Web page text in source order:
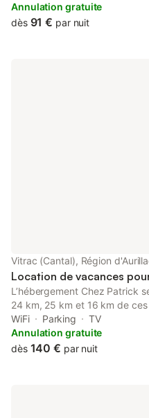
Annulation gratuite
dès 91 € par nuit
Vitrac (Cantal), Région
Location de vacances
L’hébergement Chez Patrick
24 km, 25 km et 16 km de
Cantal Auvergne, Centre de
Auvergne. Il comprend un
gratuite. Cet hébergement est
WiFi Parking
TV
Annulation gratuite
dès 140 € par nuit